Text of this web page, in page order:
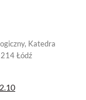
Katedra
Łódź